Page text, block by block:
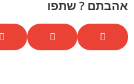
אהבתם ? שתפו